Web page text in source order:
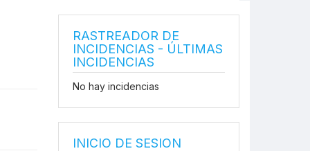
RASTREADOR DE
INCIDENCIAS - ÚLTIMAS
INCIDENCIAS
No hay incidencias
INICIO DE SESION